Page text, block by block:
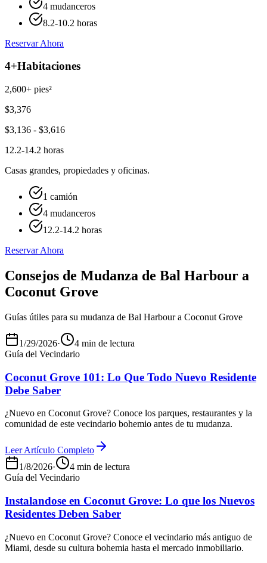
4 mudanceros
8.2-10.2 horas
Reservar Ahora
4+Habitaciones
2,600+ pies²
$3,376
$3,136 - $3,616
12.2-14.2 horas
Casas grandes, propiedades y oficinas.
1 camión
4 mudanceros
12.2-14.2 horas
Reservar Ahora
Consejos de Mudanza de Bal Harbour a
Coconut Grove
Guías útiles para su mudanza de Bal Harbour a Coconut Grove
1/29/2026·
4 min de lectura
Guía del Vecindario
Coconut Grove 101: Lo Que Todo Nuevo Residente
Debe Saber
¿Nuevo en Coconut Grove? Conoce los parques, restaurantes y la
comunidad de este vecindario bohemio antes de tu mudanza.
Leer Artículo Completo
1/8/2026·
4 min de lectura
Guía del Vecindario
Instalandose en Coconut Grove: Lo que los Nuevos
Residentes Deben Saber
¿Nuevo en Coconut Grove? Conoce el vecindario más antiguo de
Miami, desde su cultura bohemia hasta el mercado inmobiliario.